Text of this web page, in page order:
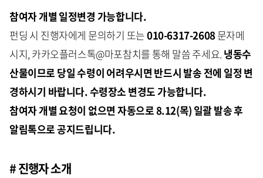
참여자 개별 일정변경 가능합니다.
펀딩 시 진행자에게 문의하기 또는010-6317-2608문자메
시지, 카카오플러스톡@마포참치를 통해 말씀 주세요. 냉동수
산물이므로 당일 수령이 어려우시면 반드시 발송 전에 일정 변
경하시기 바랍니다. 수령장소 변경도 가능합니다.
참여자 개별 요청이 없으면 자동으로 8.12(목) 일괄 발송 후
알림톡으로 공지드립니다.
# 진행자 소개